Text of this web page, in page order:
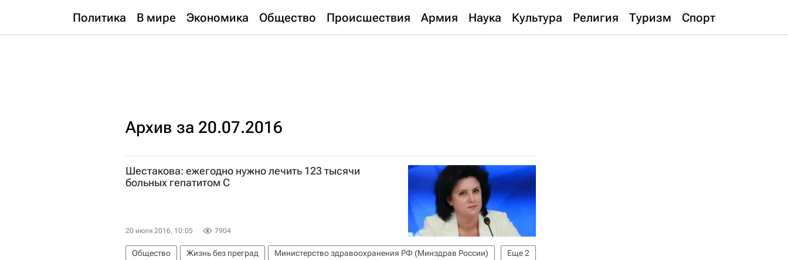
Политика В мире Экономика Общество Происшествия Армия Наука Культура Религия Туризм Спорт
Архив за 20.07.2016
Шестакова: ежегодно нужно лечить 123 тысячи
больных гепатитом С
20 июля 2016, 10:05 7904
Еще2
Общество Жизнь без преград
Министерство здравоохранения РФ (Минздрав России)